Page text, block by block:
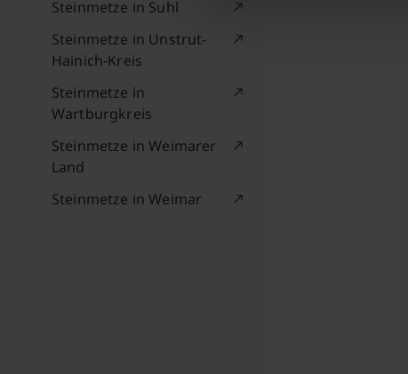
Steinmetze in Suhl
Steinmetze in Unstrut-
Hainich-Kreis
Steinmetze in
Wartburgkreis
Steinmetze in Weimarer
Land
Steinmetze in Weimar